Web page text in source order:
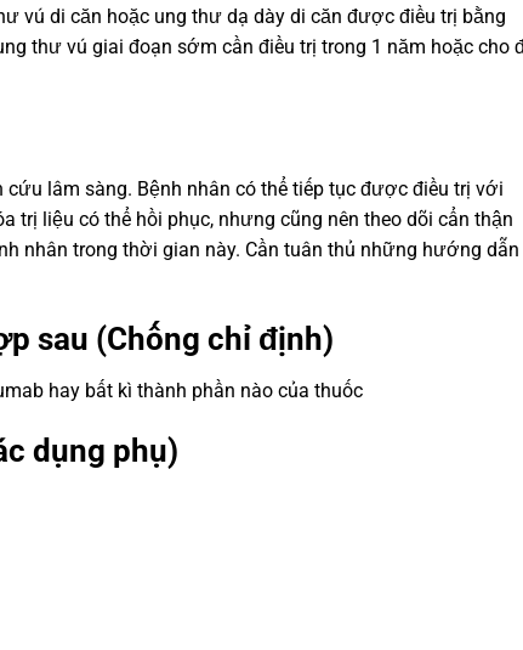
vú di căn hoặc ung thư dạ dày di căn được điều trị bằng
thư vú giai đoạn sớm cần điều trị trong 1 năm hoặc cho
lâm sàng. Bệnh nhân có thể tiếp tục được điều trị với
trị liệu có thể hồi phục, nhưng cũng nên theo dõi cẩn thận
nhân trong thời gian này. Cần tuân thủ những hướng dẫn
sau (Chống chỉ định)
hay bất kì thành phần nào của thuốc
dụng phụ)